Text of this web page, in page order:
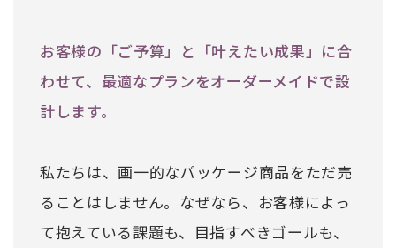
お客様の「ご予算」と「叶えたい成果」に合
わせて、最適なプランをオーダーメイドで設
計します。
私たちは、画一的なパッケージ商品をただ売
ることはしません。なぜなら、お客様によっ
て抱えている課題も、目指すべきゴールも、